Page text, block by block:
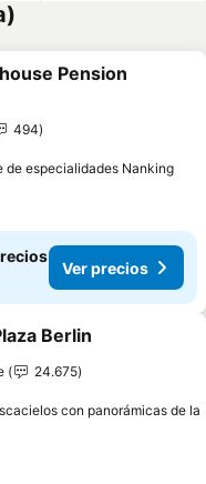
a favoritos
Pension
494
de especialidades Nanking
Ver precios
a favoritos
Berlin
24.675
con panorámicas de la